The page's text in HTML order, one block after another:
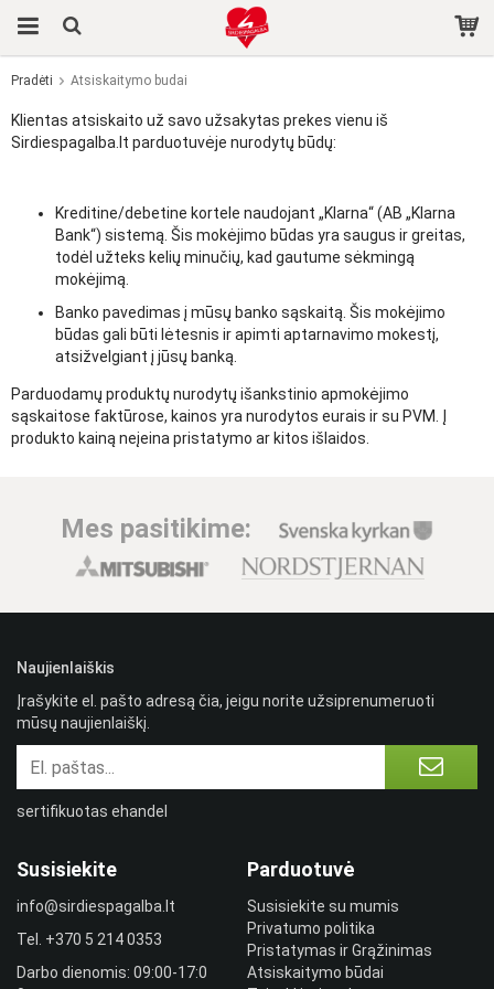
Pradėti Atsiskaitymo budai
Klientas atsiskaito už savo užsakytas prekes vienu iš
Sirdiespagalba.lt parduotuvėje nurodytų būdų:
Kreditine/debetine kortele naudojant „Klarna“ (AB „Klarna
Bank“) sistemą. Šis mokėjimo būdas yra saugus ir greitas,
todėl užteks kelių minučių, kad gautume sėkmingą
mokėjimą.
Banko pavedimas į mūsų banko sąskaitą. Šis mokėjimo
būdas gali būti lėtesnis ir apimti aptarnavimo mokestį,
atsižvelgiant į jūsų banką.
Parduodamų produktų nurodytų išankstinio apmokėjimo
sąskaitose faktūrose, kainos yra nurodytos eurais ir su PVM. Į
produkto kainą neįeina pristatymo ar kitos išlaidos.
Mes pasitikime:
Susisiekite
info@sirdiespagalba.lt
Tel. +370 5 214 0353
Darbo dienomis: 09:00-17:0
Parduotuvė
Susisiekite su mumis
Privatumo politika
Pristatymas ir Grąžinimas
Atsiskaitymo būdai
Naujienlaiškis
Įrašykite el. pašto adresą čia, jeigu norite užsiprenumeruoti
mūsų naujienlaiškį.
sertifikuotas ehandel